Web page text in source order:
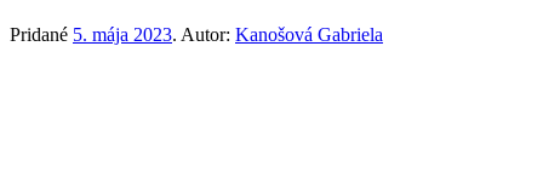
Pridané 5. mája 2023. Autor: Kanošová Gabriela